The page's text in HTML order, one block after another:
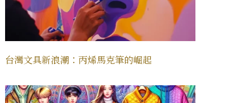
台灣文具新浪潮：丙烯馬克筆的崛起